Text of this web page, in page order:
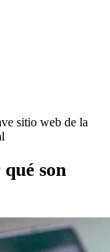
sitio web de la
son